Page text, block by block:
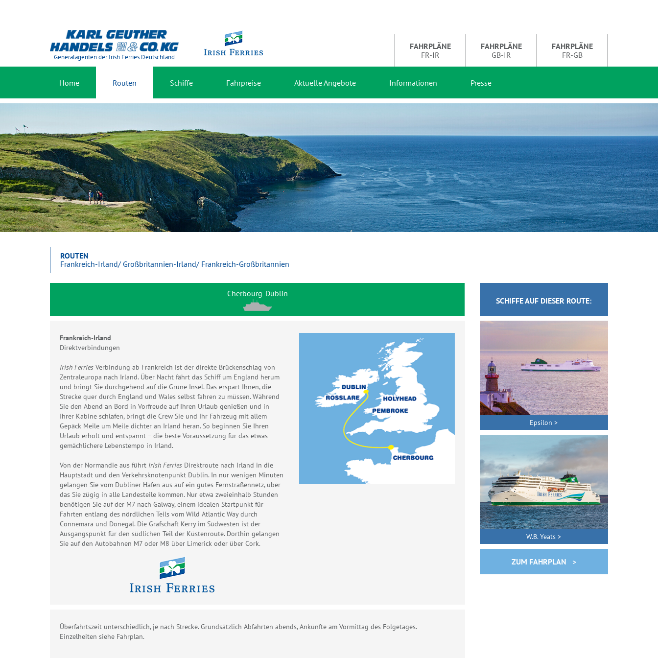
Generalagenten der Irish Ferries Deutschland
FAHRPLÄNE
FR-IR
FAHRPLÄNE
GB-IR
FAHRPLÄNE
FR-GB
Home Routen Schiffe Fahrpreise Aktuelle Angebote Informationen Presse
ROUTEN
Frankreich-Irland/ Großbritannien-Irland/ Frankreich-Großbritannien
Cherbourg-Dublin
Frankreich-Irland
Direktverbindungen
Irish Ferries Verbindung ab Frankreich ist der direkte Brückenschlag von
Zentraleuropa nach Irland. Über Nacht fährt das Schiff um England herum
und bringt Sie durchgehend auf die Grüne Insel. Das erspart Ihnen, die
Strecke quer durch England und Wales selbst fahren zu müssen. Während
Sie den Abend an Bord in Vorfreude auf Ihren Urlaub genießen und in
Ihrer Kabine schlafen, bringt die Crew Sie und Ihr Fahrzeug mit allem
Gepäck Meile um Meile dichter an Irland heran. So beginnen Sie Ihren
Urlaub erholt und entspannt – die beste Voraussetzung für das etwas
gemächlichere Lebenstempo in Irland.
Von der Normandie aus führt Irish Ferries Direktroute nach Irland in die
Hauptstadt und den Verkehrsknotenpunkt Dublin. In nur wenigen Minuten
gelangen Sie vom Dubliner Hafen aus auf ein gutes Fernstraßennetz, über
das Sie zügig in alle Landesteile kommen. Nur etwa zweieinhalb Stunden
benötigen Sie auf der M7 nach Galway, einem idealen Startpunkt für
Fahrten entlang des nördlichen Teils vom Wild Atlantic Way durch
Connemara und Donegal. Die Grafschaft Kerry im Südwesten ist der
Ausgangspunkt für den südlichen Teil der Küstenroute. Dorthin gelangen
Sie auf den Autobahnen M7 oder M8 über Limerick oder über Cork.
Überfahrtszeit unterschiedlich, je nach Strecke. Grundsätzlich Abfahrten abends, Ankünfte am Vormittag des Folgetages.
Einzelheiten siehe Fahrplan.
SCHIFFE AUF DIESER ROUTE:
Epsilon >
W.B. Yeats >
ZUM FAHRPLAN >